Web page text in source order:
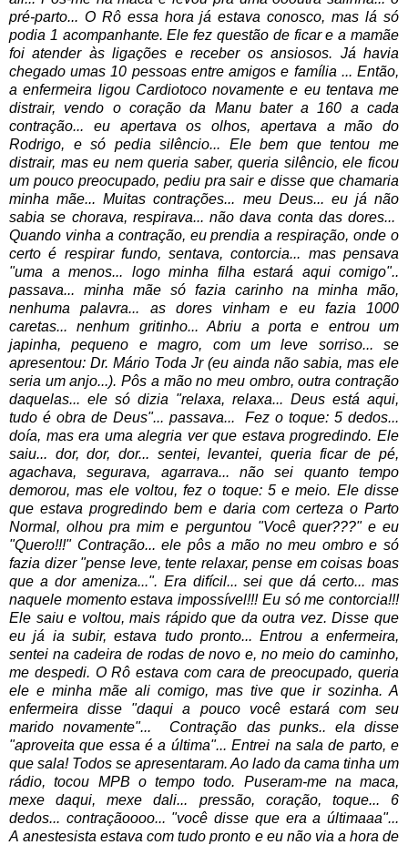
pré-parto... O Rô essa hora já estava conosco, mas lá só
podia 1 acompanhante. Ele fez questão de ficar e a mamãe
foi atender às ligações e receber os ansiosos. Já havia
chegado umas 10 pessoas entre amigos e família ... Então,
a enfermeira ligou Cardiotoco novamente e eu tentava me
distrair, vendo o coração da Manu bater a 160 a cada
contração... eu apertava os olhos, apertava a mão do
Rodrigo, e só pedia silêncio... Ele bem que tentou me
distrair, mas eu nem queria saber, queria silêncio, ele ficou
um pouco preocupado, pediu pra sair e disse que chamaria
minha mãe...Muitas contrações... meu Deus... eu já não
sabia se chorava, respirava... não dava conta das dores...
Quando vinha a contração, eu prendia a respiração, onde o
certo é respirar fundo, sentava, contorcia... mas pensava
"uma a menos... logo minha filha estará aqui comigo"..
passava... minha mãe só fazia carinho na minha mão,
nenhuma palavra... as dores vinham e eu fazia 1000
caretas... nenhum gritinho...Abriu a porta e entrou um
japinha, pequeno e magro, com um leve sorriso... se
apresentou: Dr. Mário Toda Jr (eu ainda não sabia, mas ele
seria um anjo...). Pôs a mão no meu ombro, outra contração
daquelas... ele só dizia "relaxa, relaxa... Deus está aqui,
tudo é obra de Deus"... passava...Fez o toque: 5 dedos...
doía, mas era uma alegria ver que estava progredindo. Ele
saiu... dor, dor, dor... sentei, levantei, queria ficar de pé,
agachava, segurava, agarrava... não sei quanto tempo
demorou, mas ele voltou, fez o toque: 5 e meio. Ele disse
que estava progredindo bem e daria com certeza o Parto
Normal, olhou pra mim e perguntou "Você quer???" e eu
"Quero!!!" Contração... ele pôs a mão no meu ombro e só
fazia dizer "pense leve, tente relaxar, pense em coisas boas
que a dor ameniza...". Era difícil... sei que dá certo... mas
naquele momento estava impossível!!! Eu só me contorcia!!!
Ele saiu e voltou, mais rápido que da outra vez. Disse que
eu já ia subir, estava tudo pronto... Entrou a enfermeira,
sentei na cadeira de rodas de novo e, no meio do caminho,
me despedi. O Rô estava com cara de preocupado, queria
ele e minha mãe ali comigo, mas tive que ir sozinha. A
enfermeira disse "daqui a pouco você estará com seu
marido novamente"... Contração das punks.. ela disse
"aproveita que essa é a última"... Entrei na sala de parto, e
que sala! Todos se apresentaram. Ao lado da cama tinha um
rádio, tocou MPB o tempo todo. Puseram-me na maca,
mexe daqui, mexe dali... pressão, coração, toque... 6
dedos... contraçãoooo... "você disse que era a últimaaa"...
A anestesista estava com tudo pronto e eu não via a hora de